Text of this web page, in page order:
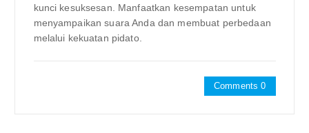
kunci kesuksesan. Manfaatkan kesempatan untuk
menyampaikan suara Anda dan membuat perbedaan
melalui kekuatan pidato.
Comments 0